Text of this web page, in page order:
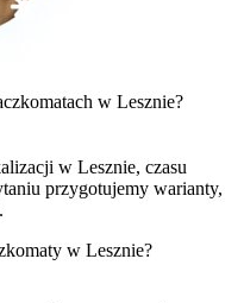
w Lesznie?
w Lesznie, czasu
przygotujemy warianty,
w Lesznie?